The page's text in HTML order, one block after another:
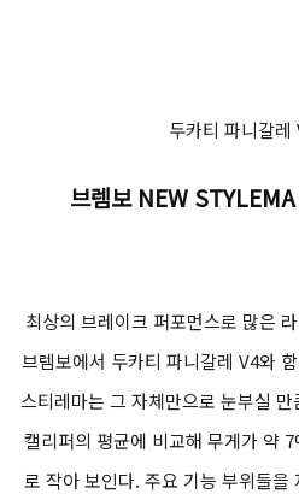
두카티 파니갈레
브렘보 NEW
최상의 브레이크 퍼포먼스로 많은
브렘보에서 두카티 파니갈레 V4와
스티레마는 그 자체만으로 눈부실
캘리퍼의 평균에 비교해 무게가 약
로 작아 보인다. 주요 기능 부위들을